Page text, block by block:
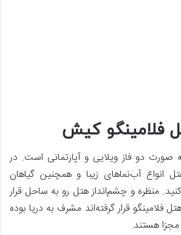
فلامینگو کیش
صورت دو فاز ویلایی و آپارتمانی است. در
انواع آب‌نماهای زیبا و همچنین گیاهان
منظره و چشم‌انداز هتل رو به ساحل قرار
فلامینگو قرار گرفته‌اند مشرف به دریا بوده
هستند.